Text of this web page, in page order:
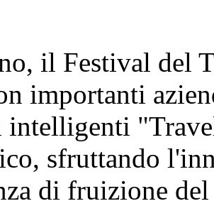
il Festival del
importanti
intelligenti
sfruttando
di fruizione